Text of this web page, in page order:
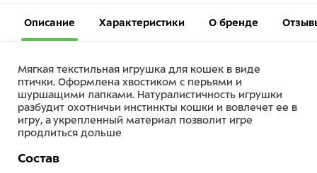
Описание Характеристики О бренде
Мягкая текстильная игрушка для кошек в виде
птички. Оформлена хвостиком с перьями и
шуршащими лапками. Натуралистичность игрушки
разбудит охотничьи инстинкты кошки и вовлечет ее в
игру, а укрепленный материал позволит игре
продлиться дольше
Состав